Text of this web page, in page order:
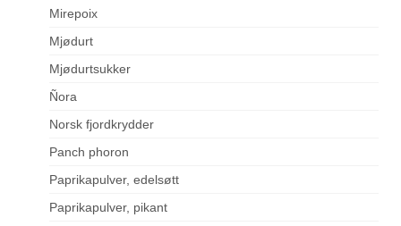
Mirepoix
Mjødurt
Mjødurtsukker
Ñora
Norsk fjordkrydder
Panch phoron
Paprikapulver, edelsøtt
Paprikapulver, pikant